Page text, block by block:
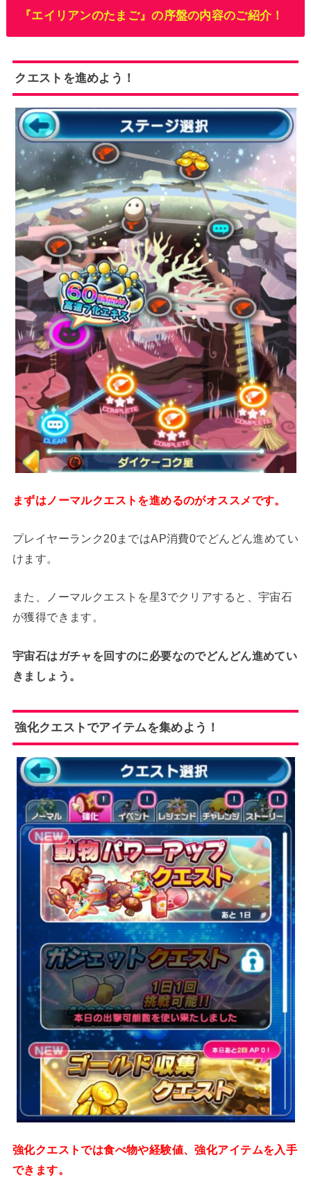
『エイリアンのたまご』の序盤の内容のご紹介！
クエストを進めよう！
まずはノーマルクエストを進めるのがオススメです。
プレイヤーランク20まではAP消費0でどんどん進めてい
けます。
また、ノーマルクエストを星3でクリアすると、宇宙石
が獲得できます。
宇宙石はガチャを回すのに必要なのでどんどん進めてい
きましょう。
強化クエストでアイテムを集めよう！
強化クエストでは食べ物や経験値、強化アイテムを入手
できます。